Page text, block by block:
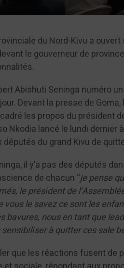
du Nord-Kivu a
le gouverneur de
Abishuti Seninga numéro
Devant la presse de
les propos du président
Nkodia lancé le lundi dernier
députés du grand Kivu de
il y’a pas des députés
de chacun “je pense
le président de
vous le savez ce sont les
bavures, nous en tant que
à quitter ces sale
que les réactions fusent de